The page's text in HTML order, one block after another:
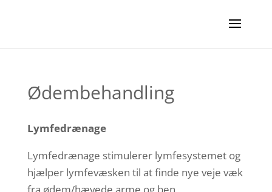
Ødembehandling
Lymfedrænage
Lymfedrænage stimulerer lymfesystemet og
hjælper lymfevæsken til at finde nye veje væk